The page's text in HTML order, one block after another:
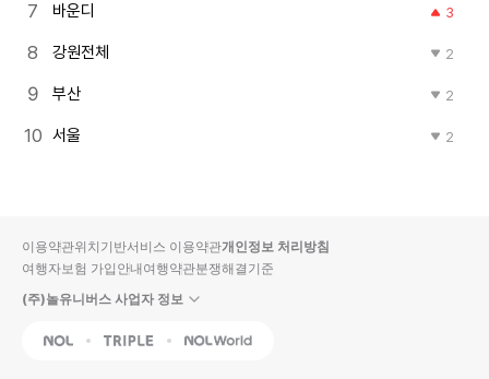
바운디 3
강원전체 2
부산 2
서울 2
이용약관위치기반서비스 이용약관개인정보 처리방침
여행자보험 가입안내여행약관분쟁해결기준
(주)놀유니버스 사업자 정보
NOL Triple Interpark Global